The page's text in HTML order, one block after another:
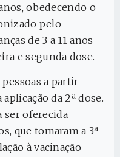
obedecendo o
pelo
de 3 a 11 anos
e segunda dose.
a partir
da 2ª dose.
ser oferecida
que tomaram a 3ª
à vacinação